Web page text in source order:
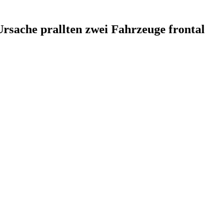
prallten zwei Fahrzeuge frontal